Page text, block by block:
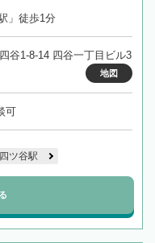
」徒歩1分
谷1-8-14 四谷一丁目ビル3
地図
可
四ツ谷駅